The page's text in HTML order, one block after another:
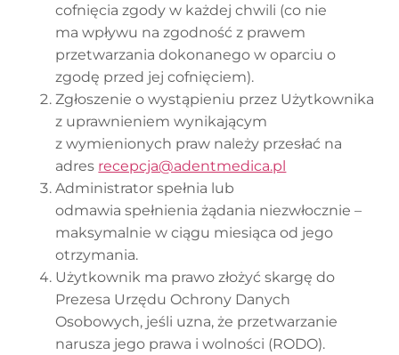
cofnięcia zgody w każdej chwili (co nie
ma wpływu na zgodność z prawem
przetwarzania dokonanego w oparciu o
zgodę przed jej cofnięciem).
Zgłoszenie o wystąpieniu przez Użytkownika
z uprawnieniem wynikającym
z wymienionych praw należy przesłać na
adres recepcja@adentmedica.pl
Administrator spełnia lub
odmawia spełnienia żądania niezwłocznie –
maksymalnie w ciągu miesiąca od jego
otrzymania.
Użytkownik ma prawo złożyć skargę do
Prezesa Urzędu Ochrony Danych
Osobowych, jeśli uzna, że przetwarzanie
narusza jego prawa i wolności (RODO).